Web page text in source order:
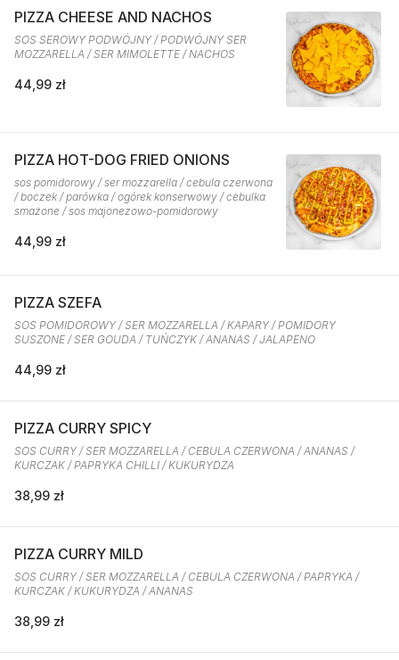
PIZZA CHEESE AND NACHOS
SOS SEROWY PODWÓJNY / PODWÓJNY SER
MOZZARELLA / SER MIMOLETTE / NACHOS
44,99 zł
PIZZA HOT-DOG FRIED ONIONS
sos pomidorowy / ser mozzarella / cebula czerwona
/ boczek / parówka / ogórek konserwowy / cebulka
smażone / sos majonezowo-pomidorowy
44,99 zł
PIZZA SZEFA
SOS POMIDOROWY / SER MOZZARELLA / KAPARY / POMIDORY
SUSZONE / SER GOUDA / TUŃCZYK / ANANAS / JALAPENO
44,99 zł
PIZZA CURRY SPICY
SOS CURRY / SER MOZZARELLA / CEBULA CZERWONA / ANANAS /
KURCZAK / PAPRYKA CHILLI / KUKURYDZA
38,99 zł
PIZZA CURRY MILD
SOS CURRY / SER MOZZARELLA / CEBULA CZERWONA / PAPRYKA /
KURCZAK / KUKURYDZA / ANANAS
38,99 zł